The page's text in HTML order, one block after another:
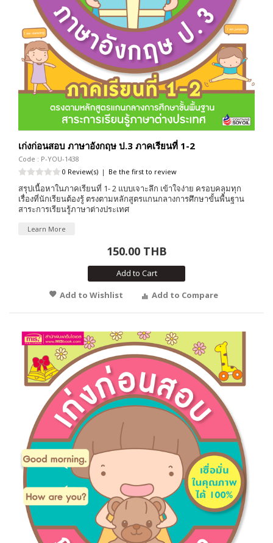
เก่งก่อนสอบ ภาษาอังกฤษ ป.3 ภาคเรียนที่ 1-2
Code : P-YOU-1438
0 Review(s) | Be the first to review
สรุปเนื้อหาในภาคเรียนที่ 1- 2 แบบเจาะลึก เข้าใจง่าย ครอบคลุมทุก
เรื่องที่นักเรียนต้องรู้ ตรงตามหลักสูตรแกนกลางการศึกษาขั้นพื้นฐาน
สาระการเรียนรู้ภาษาต่างประเทศ
Learn More
150.00 THB
Add to Cart
Add to Wishlist
Add to Compare